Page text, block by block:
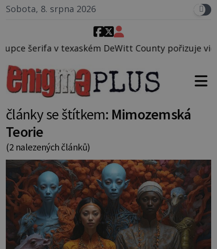
Sobota, 8. srpna 2026
DeWitt County pořizuje video, na
články se štítkem: Mimozemská
Teorie
(2 nalezených článků)